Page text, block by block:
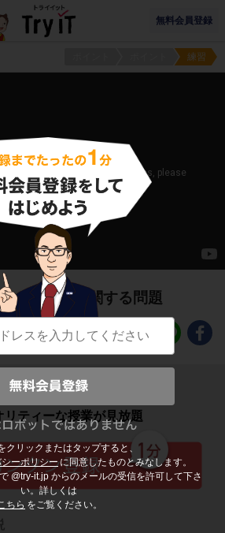
無料会員登録
クリックまたはタップすると、
ーポリシー に同意したものとみなします。
@try-it.jp からのメールの受信を許可して下さ
い。詳しくは
ちら をご覧ください。
練習
の芸術１に関する問題
強から大人の学び直しまで
リティーな授業が見放題